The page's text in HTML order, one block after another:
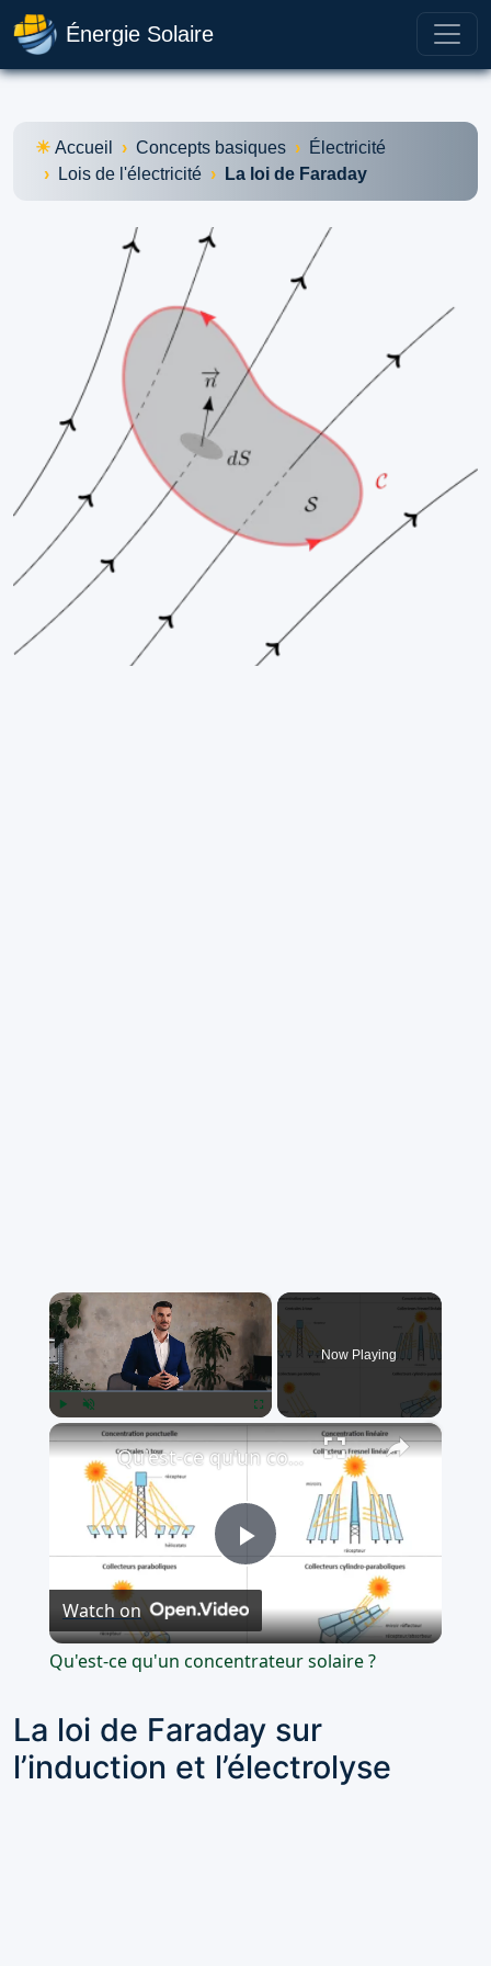
Énergie Solaire
Accueil Concepts basiques
Électricité
Lois de l'électricité
La loi de Faraday
×
Play Unmute Fullscreen
Now Playing
×
Play
Video
Qu'est-ce qu'un concentrateur solaire ?
Watch on
Qu'est-ce qu'un concentrateur solaire ?
La loi de Faraday sur
l’induction et l’électrolyse